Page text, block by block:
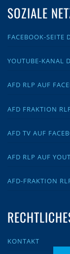
SOZIALE
FACEBOOK-SEITE
YOUTUBE-KANAL
AFD RLP AUF
AFD FRAKTION
AFD TV AUF
AFD RLP AUF
AFD-FRAKTION
KONTAKT